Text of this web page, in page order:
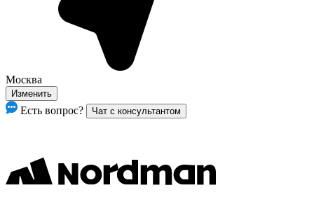
Москва
Изменить
Есть вопрос? Чат с консультантом